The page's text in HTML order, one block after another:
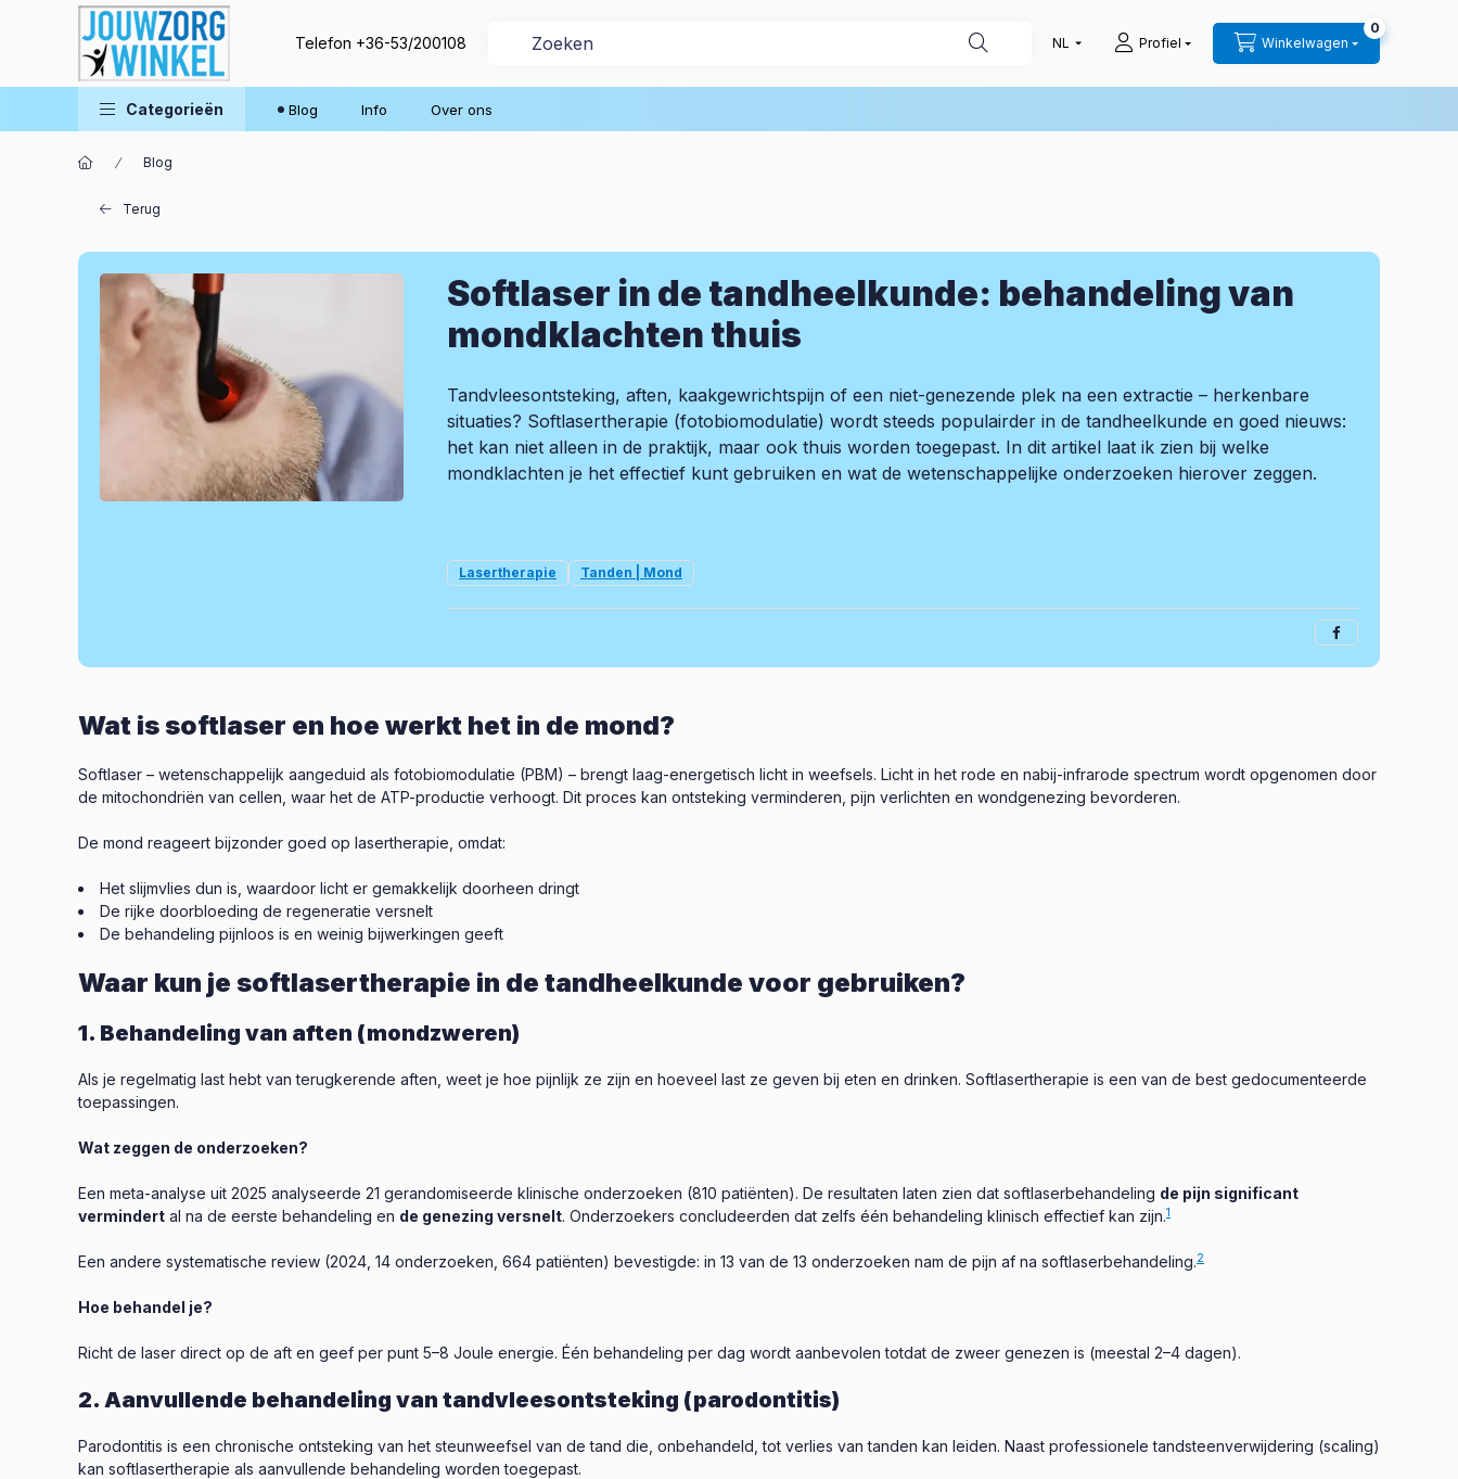
Telefon +36-53/200108 Profiel Winkelwagen
0
Categorieën Blog Info Over ons
Blog
Terug
Softlaser in de tandheelkunde: behandeling van
mondklachten thuis
Tandvleesontsteking, aften, kaakgewrichtspijn of een niet-genezende plek na een extractie – herkenbare
situaties? Softlasertherapie (fotobiomodulatie) wordt steeds populairder in de tandheelkunde en goed nieuws:
het kan niet alleen in de praktijk, maar ook thuis worden toegepast. In dit artikel laat ik zien bij welke
mondklachten je het effectief kunt gebruiken en wat de wetenschappelijke onderzoeken hierover zeggen.
Lasertherapie Tanden | Mond
Wat is softlaser en hoe werkt het in de mond?
Softlaser – wetenschappelijk aangeduid als fotobiomodulatie (PBM) – brengt laag-energetisch licht in weefsels. Licht in het rode en nabij-infrarode spectrum wordt opgenomen door
de mitochondriën van cellen, waar het de ATP-productie verhoogt. Dit proces kan ontsteking verminderen, pijn verlichten en wondgenezing bevorderen.
De mond reageert bijzonder goed op lasertherapie, omdat:
Het slijmvlies dun is, waardoor licht er gemakkelijk doorheen dringt
De rijke doorbloeding de regeneratie versnelt
De behandeling pijnloos is en weinig bijwerkingen geeft
Waar kun je softlasertherapie in de tandheelkunde voor gebruiken?
1. Behandeling van aften (mondzweren)
Als je regelmatig last hebt van terugkerende aften, weet je hoe pijnlijk ze zijn en hoeveel last ze geven bij eten en drinken. Softlasertherapie is een van de best gedocumenteerde
toepassingen.
Wat zeggen de onderzoeken?
Een meta-analyse uit 2025 analyseerde 21 gerandomiseerde klinische onderzoeken (810 patiënten). De resultaten laten zien dat softlaserbehandeling de pijn significant
vermindert al na de eerste behandeling en de genezing versnelt. Onderzoekers concludeerden dat zelfs één behandeling klinisch effectief kan zijn.1
Een andere systematische review (2024, 14 onderzoeken, 664 patiënten) bevestigde: in 13 van de 13 onderzoeken nam de pijn af na softlaserbehandeling.2
Hoe behandel je?
Richt de laser direct op de aft en geef per punt 5–8 Joule energie. Één behandeling per dag wordt aanbevolen totdat de zweer genezen is (meestal 2–4 dagen).
2. Aanvullende behandeling van tandvleesontsteking (parodontitis)
Parodontitis is een chronische ontsteking van het steunweefsel van de tand die, onbehandeld, tot verlies van tanden kan leiden. Naast professionele tandsteenverwijdering (scaling)
kan softlasertherapie als aanvullende behandeling worden toegepast.